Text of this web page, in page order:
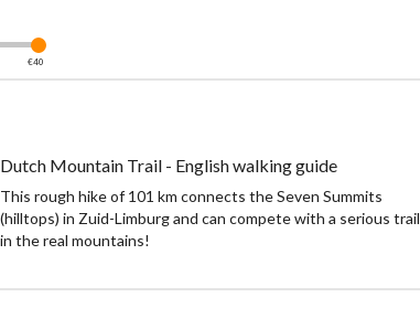
€40
Dutch Mountain Trail - English walking guide
This rough hike of 101 km connects the Seven Summits
(hilltops) in Zuid-Limburg and can compete with a serious trail
in the real mountains!